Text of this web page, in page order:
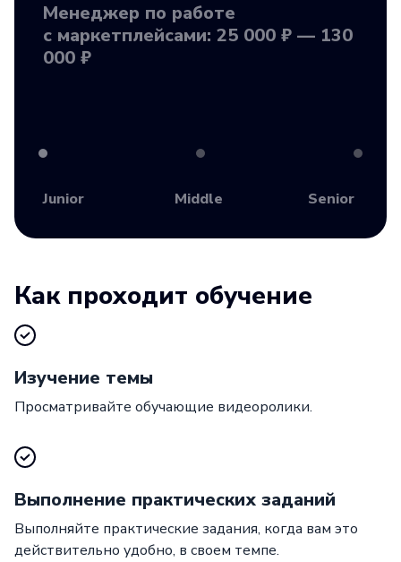
Менеджер по работе
с маркетплейсами: 25 000 ₽ — 130
000 ₽
Junior Middle Senior
Как проходит обучение
Изучение темы
Просматривайте обучающие видеоролики.
Выполнение практических заданий
Выполняйте практические задания, когда вам это
действительно удобно, в своем темпе.